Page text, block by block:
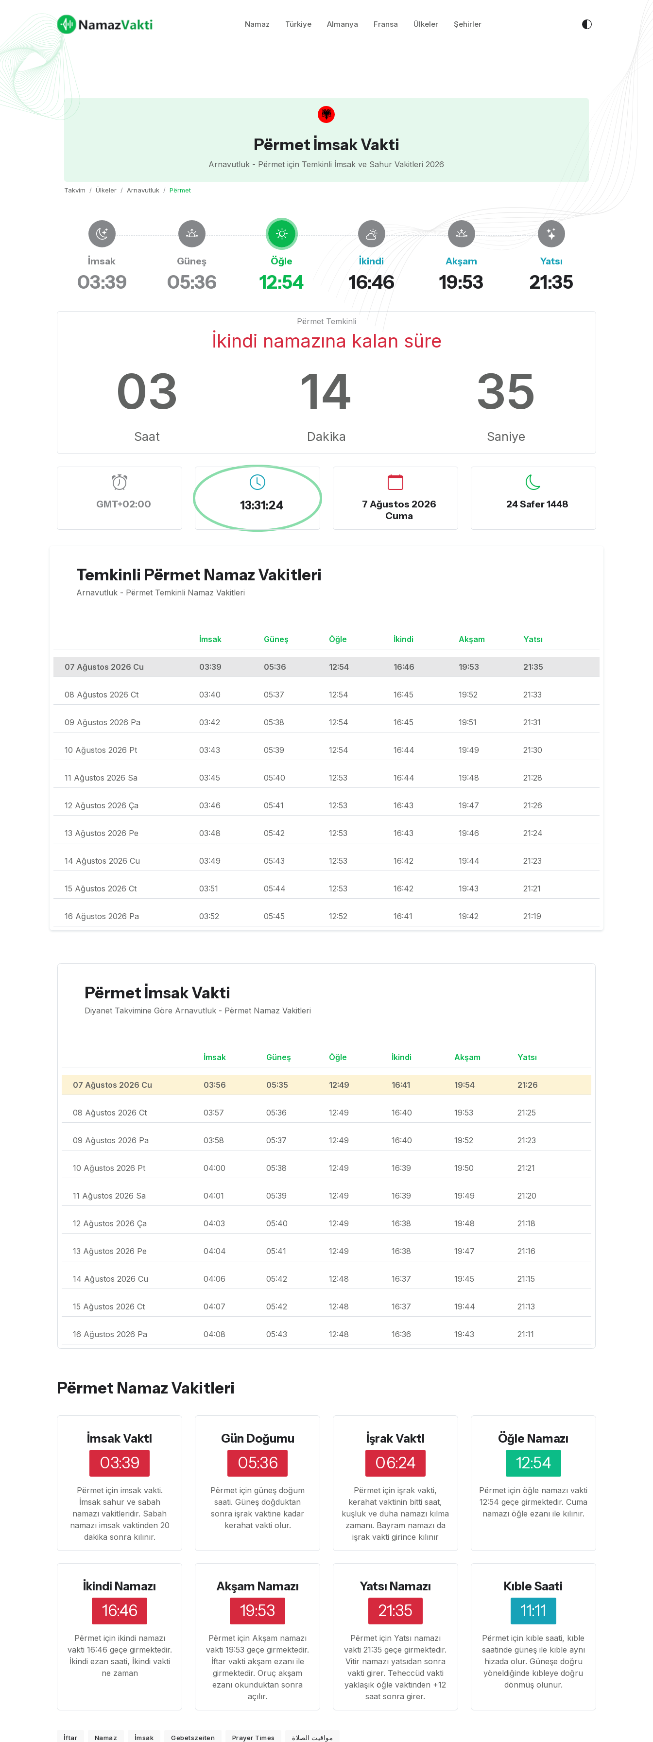
Namaz Türkiye Almanya Fransa Ülkeler Şehirler
Përmet İmsak Vakti
Arnavutluk - Përmet için Temkinli İmsak ve Sahur Vakitleri 2026
Takvim Ülkeler Arnavutluk Përmet
İmsak
03:39
Güneş
05:36
Öğle
12:54
İkindi
16:46
Akşam
19:53
Yatsı
21:35
Përmet Temkinli
İkindi namazına kalan süre
03
Saat
14
Dakika
34
Saniye
GMT+02:00 13:31:25
7 Ağustos 2026
Cuma
24 Safer 1448
Temkinli Përmet Namaz Vakitleri
Arnavutluk - Përmet Temkinli Namaz Vakitleri
İmsak Güneş Öğle İkindi Akşam Yatsı
07 Ağustos 2026 Cu 03:39 05:36 12:54 16:46 19:53 21:35
08 Ağustos 2026 Ct 03:40 05:37 12:54 16:45 19:52 21:33
09 Ağustos 2026 Pa 03:42 05:38 12:54 16:45 19:51 21:31
10 Ağustos 2026 Pt 03:43 05:39 12:54 16:44 19:49 21:30
11 Ağustos 2026 Sa 03:45 05:40 12:53 16:44 19:48 21:28
12 Ağustos 2026 Ça 03:46 05:41 12:53 16:43 19:47 21:26
13 Ağustos 2026 Pe 03:48 05:42 12:53 16:43 19:46 21:24
14 Ağustos 2026 Cu 03:49 05:43 12:53 16:42 19:44 21:23
15 Ağustos 2026 Ct 03:51 05:44 12:53 16:42 19:43 21:21
16 Ağustos 2026 Pa 03:52 05:45 12:52 16:41 19:42 21:19
Përmet İmsak Vakti
Diyanet Takvimine Göre Arnavutluk - Përmet Namaz Vakitleri
İmsak Güneş Öğle İkindi Akşam Yatsı
07 Ağustos 2026 Cu 03:56 05:35 12:49 16:41 19:54 21:26
08 Ağustos 2026 Ct 03:57 05:36 12:49 16:40 19:53 21:25
09 Ağustos 2026 Pa 03:58 05:37 12:49 16:40 19:52 21:23
10 Ağustos 2026 Pt 04:00 05:38 12:49 16:39 19:50 21:21
11 Ağustos 2026 Sa 04:01 05:39 12:49 16:39 19:49 21:20
12 Ağustos 2026 Ça 04:03 05:40 12:49 16:38 19:48 21:18
13 Ağustos 2026 Pe 04:04 05:41 12:49 16:38 19:47 21:16
14 Ağustos 2026 Cu 04:06 05:42 12:48 16:37 19:45 21:15
15 Ağustos 2026 Ct 04:07 05:42 12:48 16:37 19:44 21:13
16 Ağustos 2026 Pa 04:08 05:43 12:48 16:36 19:43 21:11
Përmet Namaz Vakitleri
İmsak Vakti
03:39
Përmet için imsak vakti.
İmsak sahur ve sabah
namazı vakitleridir. Sabah
namazı imsak vaktinden 20
dakika sonra kılınır.
Gün Doğumu
05:36
Përmet için güneş doğum
saati. Güneş doğduktan
sonra işrak vaktine kadar
kerahat vakti olur.
İşrak Vakti
06:24
Përmet için işrak vakti,
kerahat vaktinin bitti saat,
kuşluk ve duha namazı kılma
zamanı. Bayram namazı da
işrak vakti girince kılınır
Öğle Namazı
12:54
Përmet için öğle namazı vakti
12:54 geçe girmektedir. Cuma
namazı öğle ezanı ile kılınır.
İkindi Namazı
16:46
Përmet için ikindi namazı
vakti 16:46 geçe girmektedir.
İkindi ezan saati, İkindi vakti
ne zaman
Akşam Namazı
19:53
Përmet için Akşam namazı
vakti 19:53 geçe girmektedir.
İftar vakti akşam ezanı ile
girmektedir. Oruç akşam
ezanı okunduktan sonra
açılır.
Yatsı Namazı
21:35
Përmet için Yatsı namazı
vakti 21:35 geçe girmektedir.
Vitir namazı yatsıdan sonra
vakti girer. Teheccüd vakti
yaklaşık öğle vaktinden +12
saat sonra girer.
Kıble Saati
11:11
Përmet için kıble saati, kıble
saatinde güneş ile kıble aynı
hizada olur. Güneşe doğru
yöneldiğinde kıbleye doğru
dönmüş olunur.
İftar Namaz İmsak Gebetszeiten Prayer Times مواقيت الصلاة